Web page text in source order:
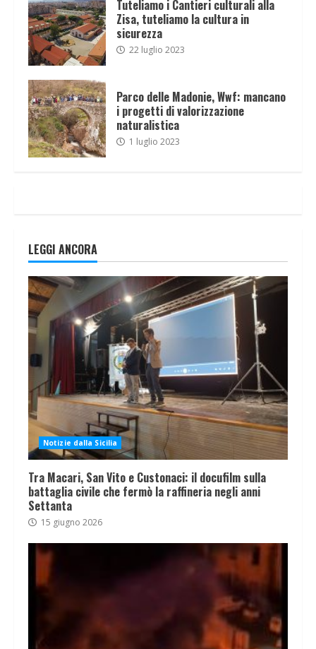
Tuteliamo i Cantieri culturali alla
Zisa, tuteliamo la cultura in
sicurezza
22 luglio 2023
Parco delle Madonie, Wwf: mancano
i progetti di valorizzazione
naturalistica
1 luglio 2023
LEGGI ANCORA
Notizie dalla Sicilia
Tra Macari, San Vito e Custonaci: il docufilm sulla
battaglia civile che fermò la raffineria negli anni
Settanta
15 giugno 2026